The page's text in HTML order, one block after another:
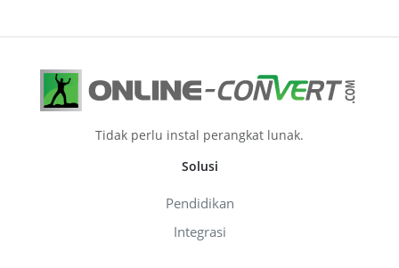
Tidak perlu instal perangkat lunak.
Solusi
Pendidikan
Integrasi